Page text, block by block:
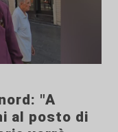
"A
al posto di